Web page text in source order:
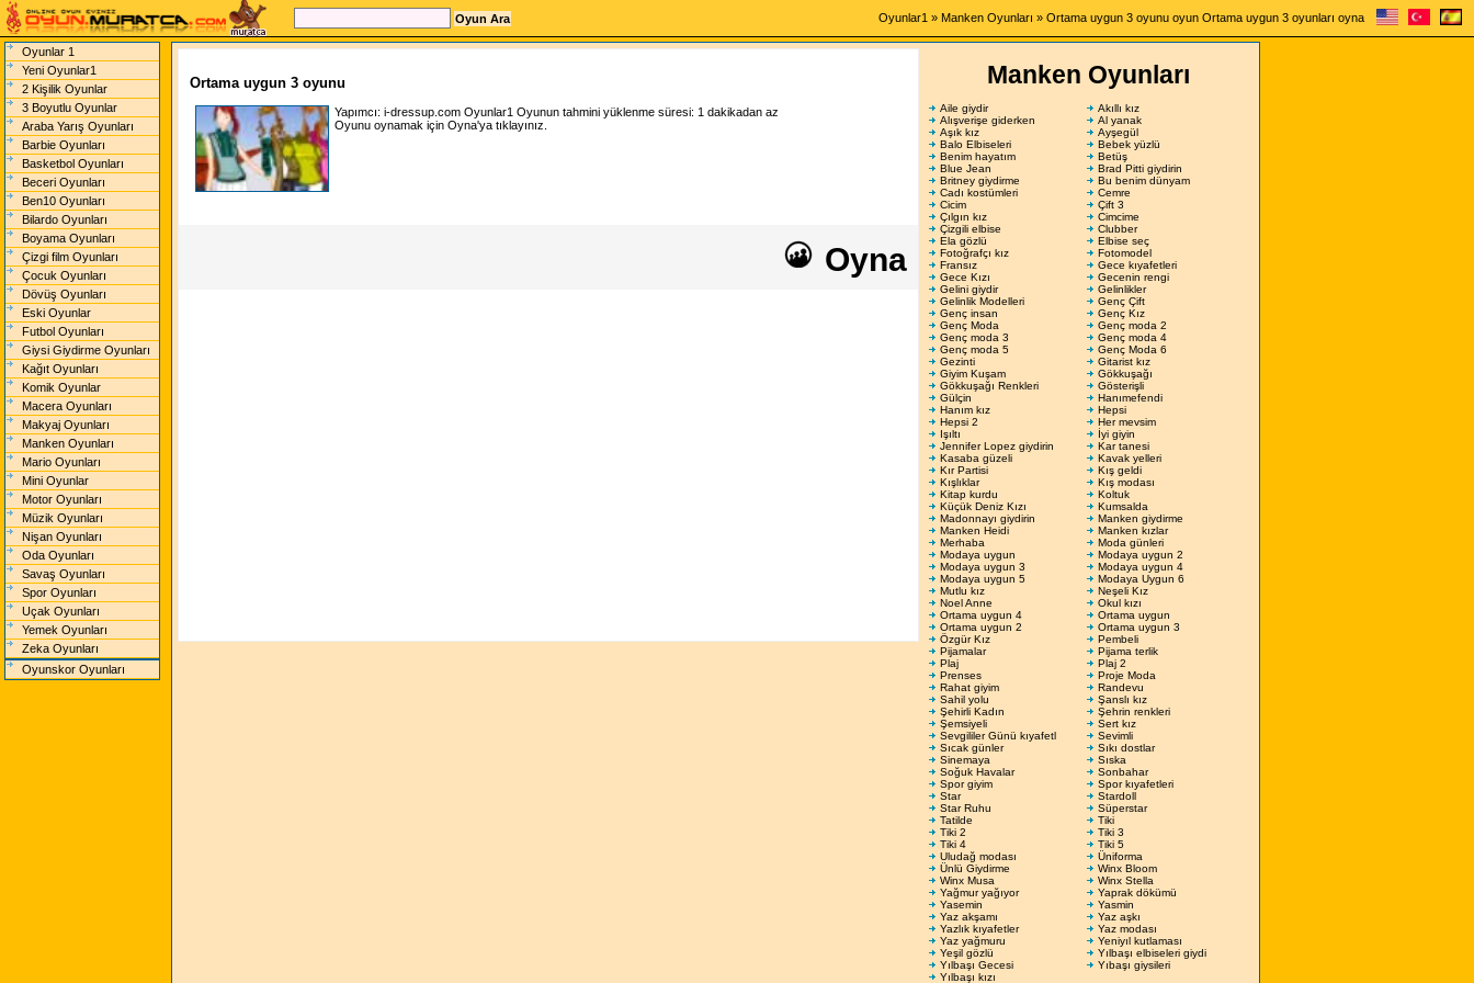
Oyunlar1 » Manken Oyunları » Ortama uygun 3 oyunu oyun Ortama uygun 3 oyunları oyna
Oyunlar 1
Yeni Oyunlar1
2 Kişilik Oyunlar
3 Boyutlu Oyunlar
Araba Yarış Oyunları
Barbie Oyunları
Basketbol Oyunları
Beceri Oyunları
Ben10 Oyunları
Bilardo Oyunları
Boyama Oyunları
Çizgi film Oyunları
Çocuk Oyunları
Dövüş Oyunları
Eski Oyunlar
Futbol Oyunları
Giysi Giydirme Oyunları
Kağıt Oyunları
Komik Oyunlar
Macera Oyunları
Makyaj Oyunları
Manken Oyunları
Mario Oyunları
Mini Oyunlar
Motor Oyunları
Müzik Oyunları
Nişan Oyunları
Oda Oyunları
Savaş Oyunları
Spor Oyunları
Uçak Oyunları
Yemek Oyunları
Zeka Oyunları
Oyunskor Oyunları
Ortama uygun 3 oyunu
Yapımcı: i-dressup.com Oyunlar1 Oyunun tahmini yüklenme süresi: 1 dakikadan az
Oyunu oynamak için Oyna'ya tıklayınız.
Oyna
Manken Oyunları
Aile giydir
Akıllı kız
Alışverişe giderken
Al yanak
Aşık kız
Ayşegül
Balo Elbiseleri
Bebek yüzlü
Benim hayatım
Betüş
Blue Jean
Brad Pitti giydirin
Britney giydirme
Bu benim dünyam
Cadı kostümleri
Cemre
Cicim
Çift 3
Çılgın kız
Cimcime
Çizgili elbise
Clubber
Ela gözlü
Elbise seç
Fotoğrafçı kız
Fotomodel
Fransız
Gece kıyafetleri
Gece Kızı
Gecenin rengi
Gelini giydir
Gelinlikler
Gelinlik Modelleri
Genç Çift
Genç insan
Genç Kız
Genç Moda
Genç moda 2
Genç moda 3
Genç moda 4
Genç moda 5
Genç Moda 6
Gezinti
Gitarist kız
Giyim Kuşam
Gökkuşağı
Gökkuşağı Renkleri
Gösterişli
Gülçin
Hanımefendi
Hanım kız
Hepsi
Hepsi 2
Her mevsim
Işıltı
İyi giyin
Jennifer Lopez giydirin
Kar tanesi
Kasaba güzeli
Kavak yelleri
Kır Partisi
Kış geldi
Kışlıklar
Kış modası
Kitap kurdu
Koltuk
Küçük Deniz Kızı
Kumsalda
Madonnayı giydirin
Manken giydirme
Manken Heidi
Manken kızlar
Merhaba
Moda günleri
Modaya uygun
Modaya uygun 2
Modaya uygun 3
Modaya uygun 4
Modaya uygun 5
Modaya Uygun 6
Mutlu kız
Neşeli Kız
Noel Anne
Okul kızı
Ortama uygun 4
Ortama uygun
Ortama uygun 2
Ortama uygun 3
Özgür Kız
Pembeli
Pijamalar
Pijama terlik
Plaj
Plaj 2
Prenses
Proje Moda
Rahat giyim
Randevu
Sahil yolu
Şanslı kız
Şehirli Kadın
Şehrin renkleri
Şemsiyeli
Sert kız
Sevgililer Günü kıyafetl
Sevimli
Sıcak günler
Sıkı dostlar
Sinemaya
Sıska
Soğuk Havalar
Sonbahar
Spor giyim
Spor kıyafetleri
Star
Stardoll
Star Ruhu
Süperstar
Tatilde
Tiki
Tiki 2
Tiki 3
Tiki 4
Tiki 5
Uludağ modası
Üniforma
Ünlü Giydirme
Winx Bloom
Winx Musa
Winx Stella
Yağmur yağıyor
Yaprak dökümü
Yasemin
Yasmin
Yaz akşamı
Yaz aşkı
Yazlık kıyafetler
Yaz modası
Yaz yağmuru
Yeniyıl kutlaması
Yeşil gözlü
Yılbaşı elbiseleri giydi
Yılbaşı Gecesi
Yıbaşı giysileri
Yılbaşı kızı